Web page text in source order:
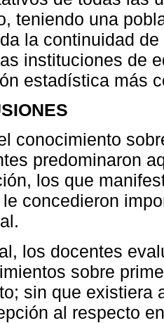
teniendo una
la continuidad
instituciones de
estadística más
conocimiento
predominaron
los que
concedieron
los docentes
sobre
sin que existiera
al respecto